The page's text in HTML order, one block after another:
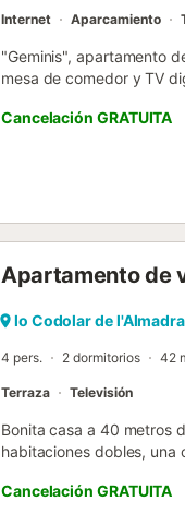
Internet Aparcamiento
"Geminis", apartamento
mesa de comedor y TV
tostadora, hervidor de
acondicionado. Ningún
dispone de: lavadora,
Cancelación GRATUITA
Apartamento de
lo Codolar de
4 pers. 2 dormitorios 42
Terraza Televisión
Bonita casa a 40 metros
habitaciones dobles, una
cerca de la fantástica
familias y grupos de
Cancelación GRATUITA